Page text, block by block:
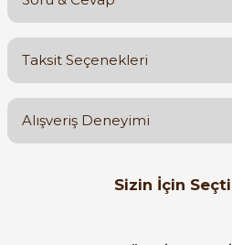
Bu ürüne ilk
Ürün hakkında henüz
Taksit Seçenekleri
Alışveriş Deneyimi
Orijinal kutusuyla ertesi gün
ulaştı elimize. Teşekkürler.
Sizin İçin